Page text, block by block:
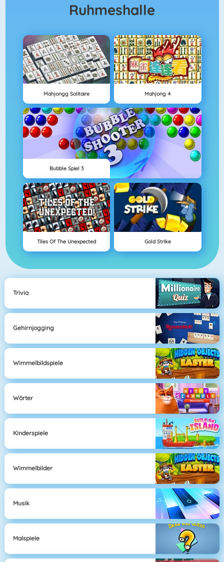
Ruhmeshalle
Mahjongg Solitaire Mahjong 4
Bubble Spiel 3
Tiles Of The Unexpected Gold Strike
Trivia
Gehirnjogging
Wimmelbildspiele
Wörter
Kinderspiele
Wimmelbilder
Musik
Malspiele